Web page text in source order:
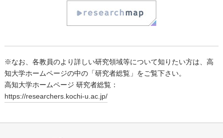
※なお、各教員のより詳しい研究領域等について知りたい方は、高
知大学ホームページの中の「研究者総覧」をご覧下さい。
高知大学ホームページ 研究者総覧：
https://researchers.kochi-u.ac.jp/